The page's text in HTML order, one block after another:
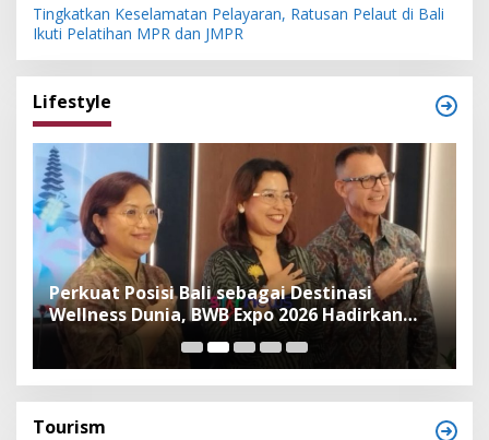
Tingkatkan Keselamatan Pelayaran, Ratusan Pelaut di Bali
Ikuti Pelatihan MPR dan JMPR
Lifestyle
Perkuat Posisi Bali sebagai Destinasi
Wellness Dunia, BWB Expo 2026 Hadirkan
Exhibitor Nasional dan Global
Tourism